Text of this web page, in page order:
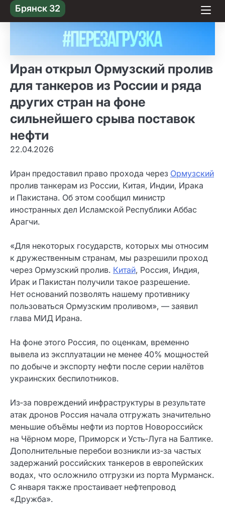
Skip
to content
Брянск 32
Иран открыл Ормузский пролив
для танкеров из России и ряда
других стран на фоне
сильнейшего срыва поставок
нефти
22.04.2026
Иран предоставил право прохода через Ормузский
пролив танкерам из России, Китая, Индии, Ирака
и Пакистана. Об этом сообщил министр
иностранных дел Исламской Республики Аббас
Арагчи.
«Для некоторых государств, которых мы относим
к дружественным странам, мы разрешили проход
через Ормузский пролив. Китай, Россия, Индия,
Ирак и Пакистан получили такое разрешение.
Нет оснований позволять нашему противнику
пользоваться Ормузским проливом», — заявил
глава МИД Ирана.
На фоне этого Россия, по оценкам, временно
вывела из эксплуатации не менее 40% мощностей
по добыче и экспорту нефти после серии налётов
украинских беспилотников.
Из‑за повреждений инфраструктуры в результате
атак дронов Россия начала отгружать значительно
меньшие объёмы нефти из портов Новороссийск
на Чёрном море, Приморск и Усть‑Луга на Балтике.
Дополнительные перебои возникли из‑за частых
задержаний российских танкеров в европейских
водах, что осложнило отгрузки из порта Мурманск.
С января также простаивает нефтепровод
«Дружба».